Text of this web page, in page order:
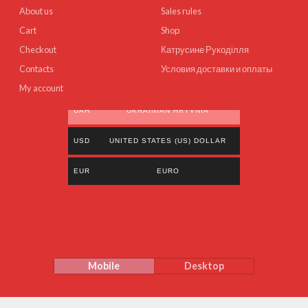
About us
Cart
Checkout
Contacts
My account
Sales rules
Shop
Катрусине Рукоділля
Условия доставки и оплаты
UAH UKRAINIAN HRYVNIA
USD UNITED STATES (US) DOLLAR
EUR EURO
Mobile Desktop